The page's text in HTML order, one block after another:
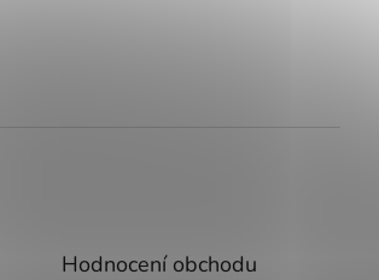
Hodnocení obchodu